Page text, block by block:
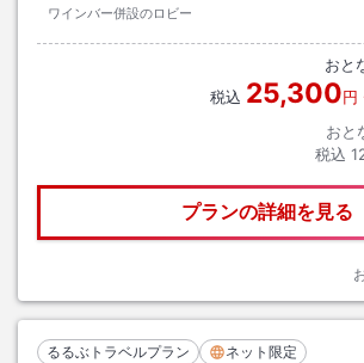
ワインバー併設のロビー
おと
税込 25,300円
おと
税込
プランの詳細を見る
るるぶトラベルプラン ネット限定